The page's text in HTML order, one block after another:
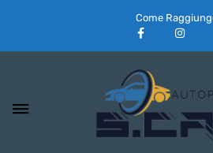
Come